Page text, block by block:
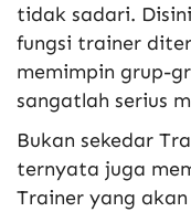
tidak sadari.
fungsi trainer
memimpin grup-
sangatlah serius
Bukan sekedar
ternyata juga
Trainer yang